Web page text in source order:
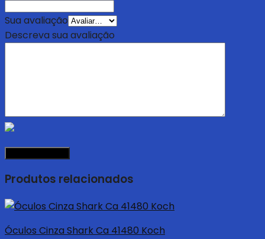
Sua avaliação
Descreva sua avaliação
Produtos relacionados
Óculos Cinza Shark Ca 41480 Koch